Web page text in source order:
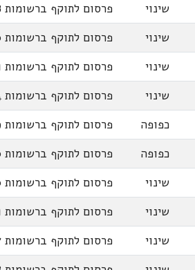
שינוי
פרסום לתוקף ברשומות 08.09.88
שינוי
פרסום לתוקף ברשומות 11.06.90
שינוי
פרסום לתוקף ברשומות 17.10.91
שינוי
פרסום לתוקף ברשומות 28.04.94
כפופה
פרסום לתוקף ברשומות 26.01.99
כפופה
פרסום לתוקף ברשומות 23.01.00
שינוי
פרסום לתוקף ברשומות 05.06.00
שינוי
פרסום לתוקף ברשומות 30.09.01
שינוי
פרסום לתוקף ברשומות 30.04.07